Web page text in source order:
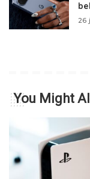
26
You Might